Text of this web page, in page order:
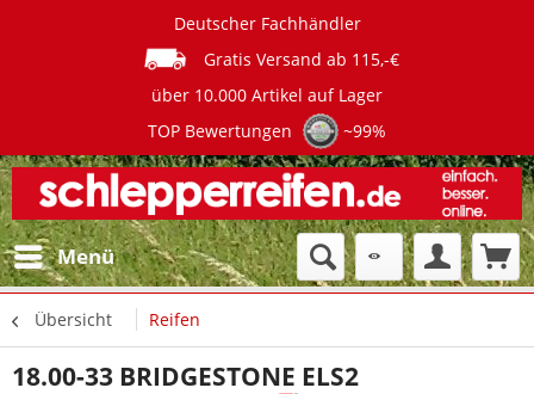
Deutscher Fachhändler
Gratis Versand ab 115,-€
über 10.000 Artikel auf Lager
TOP Bewertungen
~99%
Menü
Übersicht Reifen
18.00-33 BRIDGESTONE ELS2